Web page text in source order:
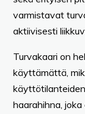
varmistavat
aktiivisesti
Turvakaari on
käyttämättä,
haarahihna,